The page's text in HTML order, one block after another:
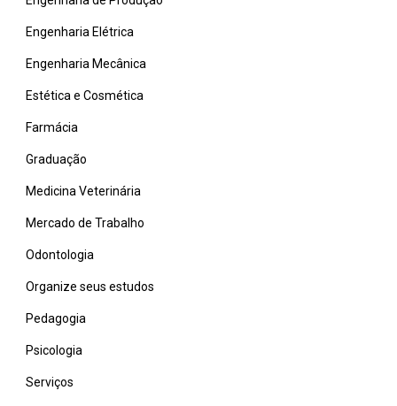
Engenharia Elétrica
Engenharia Mecânica
Estética e Cosmética
Farmácia
Graduação
Medicina Veterinária
Mercado de Trabalho
Odontologia
Organize seus estudos
Pedagogia
Psicologia
Serviços